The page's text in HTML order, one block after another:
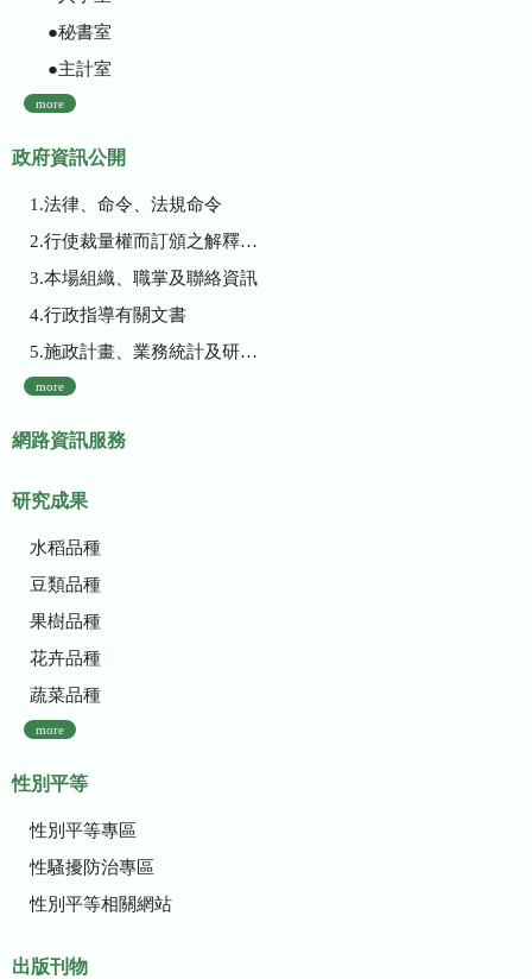
●秘書室
●主計室
more
政府資訊公開
1.法律、命令、法規命令
2.行使裁量權而訂頒之解釋性規定及裁量基準
3.本場組織、職掌及聯絡資訊
4.行政指導有關文書
5.施政計畫、業務統計及研究報告
more
網路資訊服務
研究成果
水稻品種
豆類品種
果樹品種
花卉品種
蔬菜品種
more
性別平等
性別平等專區
性騷擾防治專區
性別平等相關網站
出版刊物